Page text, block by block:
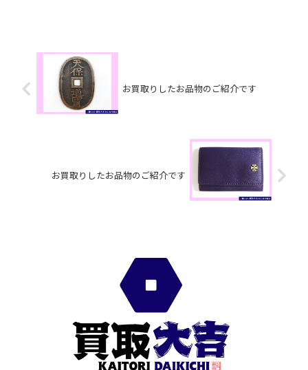
お買取りしたお品物のご紹介です
お買取りしたお品物のご紹介です